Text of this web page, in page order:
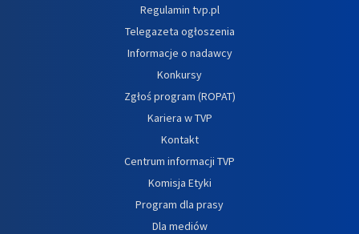
Regulamin tvp.pl
Telegazeta ogłoszenia
Informacje o nadawcy
Konkursy
Zgłoś program (ROPAT)
Kariera w TVP
Kontakt
Centrum informacji TVP
Komisja Etyki
Program dla prasy
Dla mediów